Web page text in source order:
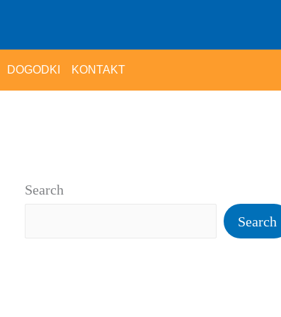
DOGODKI KONTAKT
Search
Search